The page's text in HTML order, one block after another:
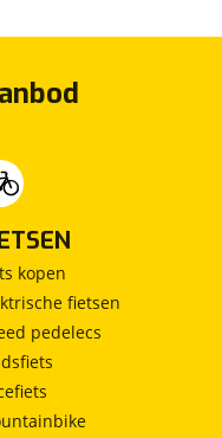
kopen
fietsen
pedelecs